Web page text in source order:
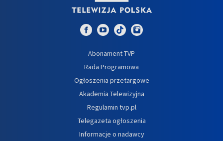
Abonament TVP
Rada Programowa
Ogłoszenia przetargowe
Akademia Telewizyjna
Regulamin tvp.pl
Telegazeta ogłoszenia
Informacje o nadawcy